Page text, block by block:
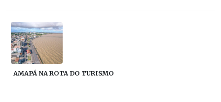
AMAPÁ NA ROTA DO TURISMO